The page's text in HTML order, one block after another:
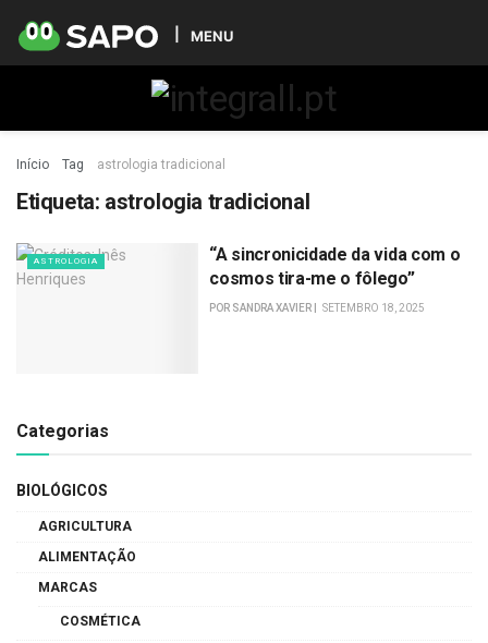
MENU
Início Tag astrologia tradicional
Etiqueta: astrologia tradicional
ASTROLOGIA
“A sincronicidade da vida com o
cosmos tira-me o fôlego”
POR SANDRA XAVIER SETEMBRO 18, 2025
Categorias
BIOLÓGICOS
AGRICULTURA
ALIMENTAÇÃO
MARCAS
COSMÉTICA